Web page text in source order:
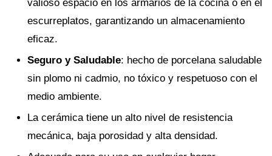
valioso espacio en los armarios de la cocina o en el
escurreplatos, garantizando un almacenamiento
eficaz.
Seguro y Saludable: hecho de porcelana saludable
sin plomo ni cadmio, no tóxico y respetuoso con el
medio ambiente.
La cerámica tiene un alto nivel de resistencia
mecánica, baja porosidad y alta densidad.